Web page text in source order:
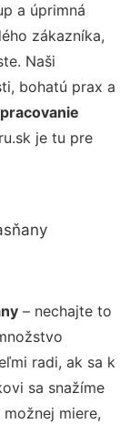
a úprimná
zákazníka,
Naši
bohatú prax a
je tu pre
– nechajte to
radi, ak sa k
sa snažíme
miere,